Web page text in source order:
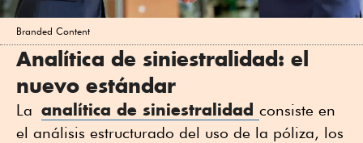
Branded Content
Analítica de siniestralidad: el
nuevo estándar
La analítica de siniestralidad consiste en
el análisis estructurado del uso de la póliza, los